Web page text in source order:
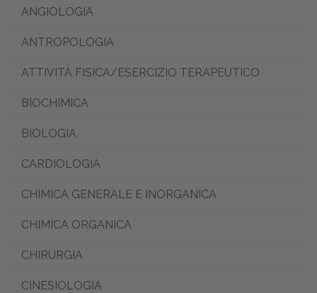
ANGIOLOGIA
ANTROPOLOGIA
ATTIVITÀ FISICA/ESERCIZIO TERAPEUTICO
BIOCHIMICA
BIOLOGIA
CARDIOLOGIA
CHIMICA GENERALE E INORGANICA
CHIMICA ORGANICA
CHIRURGIA
CINESIOLOGIA